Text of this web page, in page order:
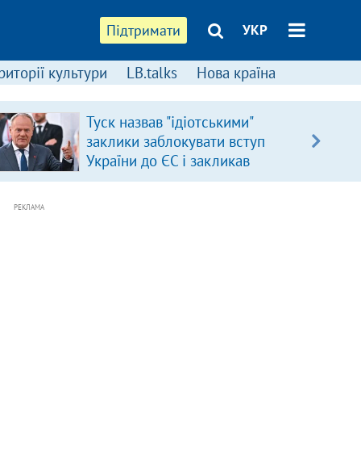
Підтримати УКР
культури LB.talks Нова країна
Туск назвав "ідіотськими"
заклики заблокувати вступ
України до ЄС і закликав
припинити антиукраїнську
РЕКЛАМА